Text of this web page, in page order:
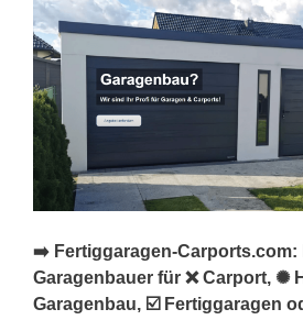
➡️ Fertiggaragen-Carports.com:
Garagenbauer für ❌ Carport, ✺
Garagenbau, ☑️ Fertiggaragen